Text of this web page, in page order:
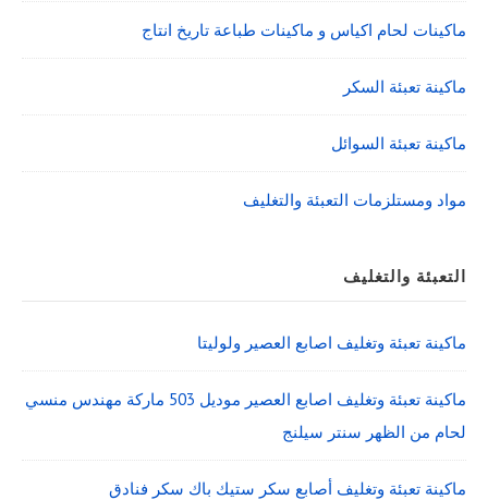
ماكينات لحام اكياس و ماكينات طباعة تاريخ انتاج
ماكينة تعبئة السكر
ماكينة تعبئة السوائل
مواد ومستلزمات التعبئة والتغليف
التعبئة والتغليف
ماكينة تعبئة وتغليف اصابع العصير ولوليتا
ماكينة تعبئة وتغليف اصابع العصير موديل 503 ماركة مهندس منسي
لحام من الظهر سنتر سيلنج
ماكينة تعبئة وتغليف أصابع سكر ستيك باك سكر فنادق